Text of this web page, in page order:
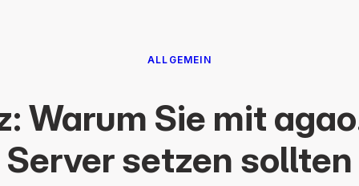
ALLGEMEIN
Warum Sie mit
Server setzen sollten